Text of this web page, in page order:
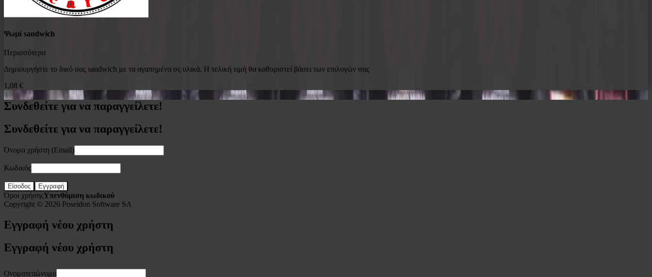
Ψωμί sandwich
Περισσότερα
Δημιουργήστε το δικό σας sandwich με τα αγαπημένα σς υλικά. Η τελική τιμή θα καθοριστεί βάσει των επιλογών σας
1,08 €
Συνδεθείτε για να παραγγείλετε!
Συνδεθείτε για να παραγγείλετε!
Όνομα χρήστη (Email)
Κωδικός
Είσοδος Εγγραφή
Όροι χρήσηςΥπενθύμιση κωδικού
Copyright © 2026 Poseidon Software SA
Εγγραφή νέου χρήστη
Εγγραφή νέου χρήστη
Ονοματεπώνυμο